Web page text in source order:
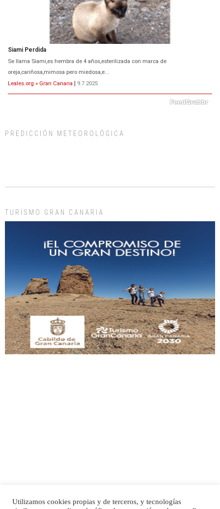
Siami Perdida
Se llama Siami,es hembra de 4 años,esterilizada con marca de
oreja,cariñosa,mimosa pero miedosa,e...
Leales.org » Gran Canaria | 9.7.2025
días, ella incluida...
Gato manso encontrado
Este gato macho ha aparecido en la calle hace menos de un mes, es muy
manso y extremadamente cari...
Leales.org » Gran Canaria | 9.7.2025
SHIBA PERDIDO AVDA JOSE MESA Y LOPEZ
PREDICCIÓN METEOROLÓGICA
TURISMO GRAN CANARIA
Utilizamos cookies propias y de terceros, y tecnologías